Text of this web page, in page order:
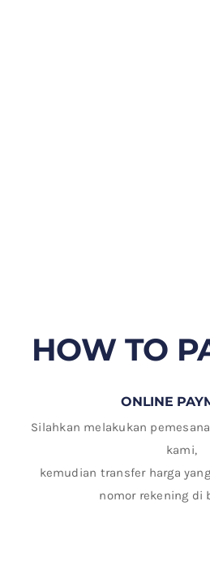
HOW TO
ONLINE
Silahkan melakukan
kami,
kemudian transfer harga
nomor rekening di